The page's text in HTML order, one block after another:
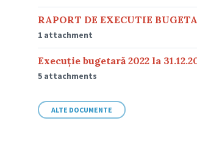
RAPORT DE EXECUTIE
1 attachment
Execuție bugetară 2022 la
5 attachments
ALTE DOCUMENTE